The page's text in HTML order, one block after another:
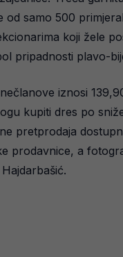
od samo 500
koji žele
pripadnosti plavo-
iznosi
kupiti dres po
pretprodaja
prodavnice, a